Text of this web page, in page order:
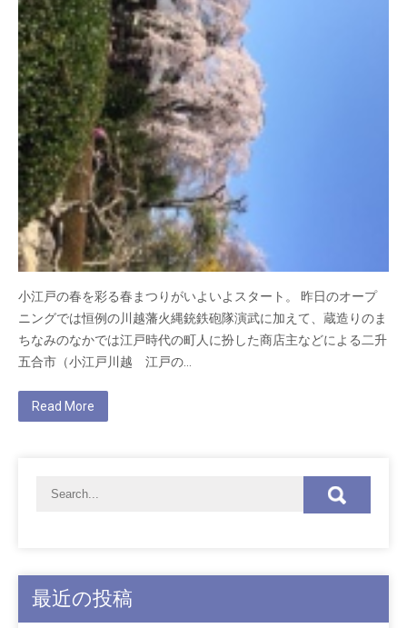
小江戸の春を彩る春まつりがいよいよスタート。 昨日のオープ
ニングでは恒例の川越藩火縄銃鉄砲隊演武に加えて、蔵造りのま
ちなみのなかでは江戸時代の町人に扮した商店主などによる二升
五合市（小江戸川越 江戸の…
Read More
最近の投稿